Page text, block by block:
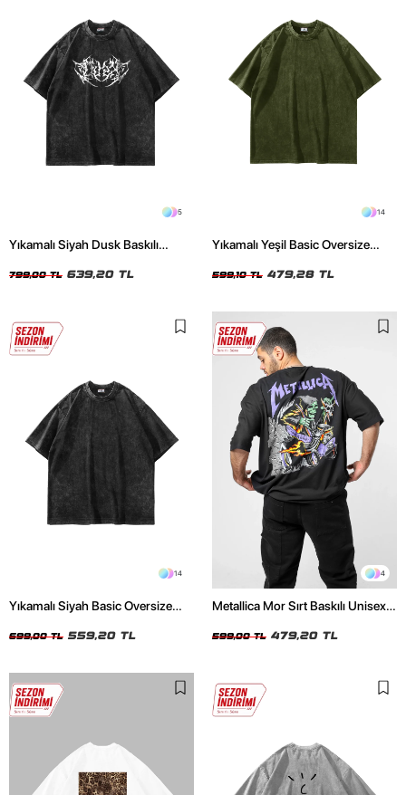
5
Yıkamalı Siyah Dusk Baskılı
799,00 TL 639,20 TL
14
Yıkamalı Yeşil Basic Oversize
599,10 TL 479,28 TL
14
Yıkamalı Siyah Basic Oversize
699,00 TL 559,20 TL
4
Metallica Mor Sırt Baskılı Unisex
599,00 TL 479,20 TL